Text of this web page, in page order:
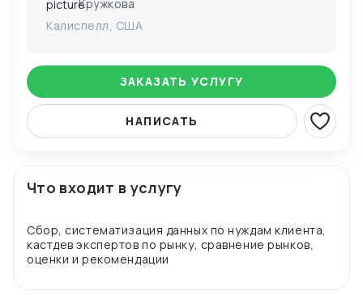
Кружкова
Калиспелл, США
ЗАКАЗАТЬ УСЛУГУ
НАПИСАТЬ
Что входит в услугу
Сбор, систематизация данных по нуждам клиента,
кастдев экспертов по рынку, сравнение рынков,